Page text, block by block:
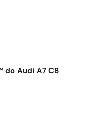
do Audi A7 C8